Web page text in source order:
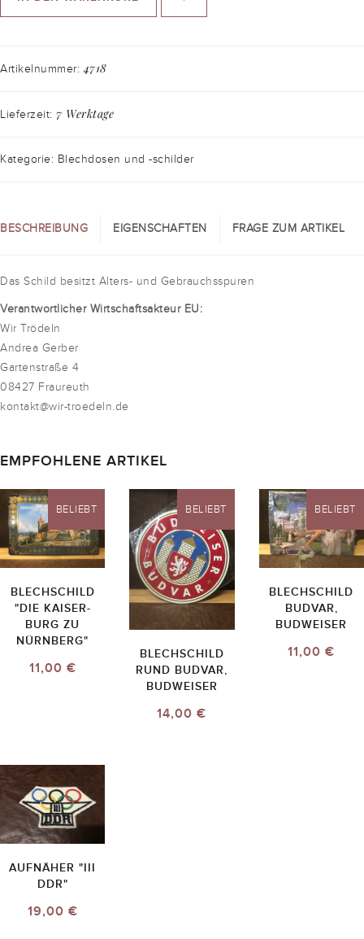
Artikelnummer:4718
Lieferzeit: 7 Werktage
Kategorie: Blechdosen und -schilder
BESCHREIBUNG EIGENSCHAFTEN FRAGE ZUM ARTIKEL
Das Schild besitzt Alters- und Gebrauchsspuren
Verantwortlicher Wirtschaftsakteur EU:
Wir Trödeln
Andrea Gerber
Gartenstraße 4
08427 Fraureuth
kontakt@wir-troedeln.de
EMPFOHLENE ARTIKEL
BELIEBT
BLECHSCHILD
"DIE KAISER-
BURG ZU
NÜRNBERG"
11,00 €
BELIEBT
BLECHSCHILD
RUND BUDVAR,
BUDWEISER
14,00 €
BELIEBT
BLECHSCHILD
BUDVAR,
BUDWEISER
11,00 €
AUFNÄHER "III
DDR"
19,00 €